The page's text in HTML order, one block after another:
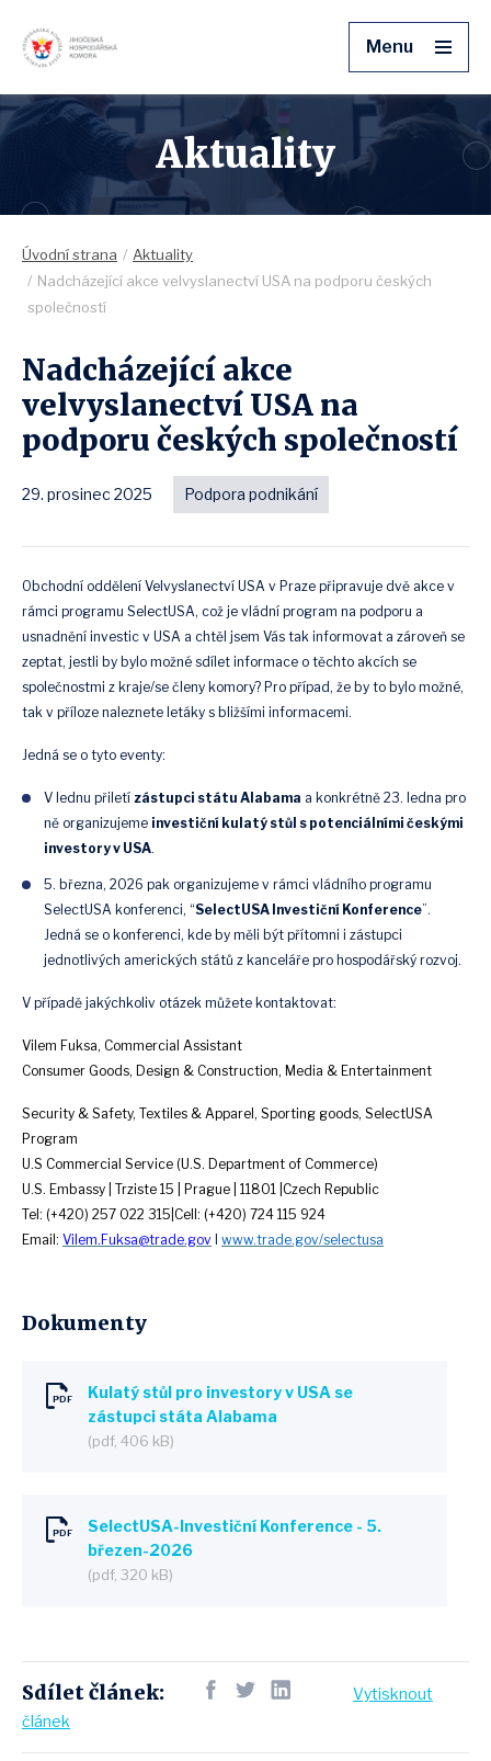
Menu
Aktuality
Úvodní strana
Aktuality
Nadcházející akce velvyslanectví USA na podporu českých
společností
Nadcházející akce
velvyslanectví USA na
podporu českých společností
29. prosinec 2025 Podpora podnikání
Obchodní oddělení Velvyslanectví USA v Praze připravuje dvě akce v
rámci programu SelectUSA, což je vládní program na podporu a
usnadnění investic v USA a chtěl jsem Vás tak informovat a zároveň se
zeptat, jestli by bylo možné sdílet informace o těchto akcích se
společnostmi z kraje/se členy komory? Pro případ, že by to bylo možné,
tak v příloze naleznete letáky s bližšími informacemi.
Jedná se o tyto eventy:
V lednu přiletí zástupci státu Alabama a konkrétně 23. ledna pro
ně organizujeme investiční kulatý stůl s potenciálními českými
investory v USA.
5. března, 2026 pak organizujeme v rámci vládního programu
SelectUSA konferenci, “SelectUSA Investiční Konference”.
Jedná se o konferenci, kde by měli být přítomni i zástupci
jednotlivých amerických států z kanceláře pro hospodářský rozvoj.
V případě jakýchkoliv otázek můžete kontaktovat:
Vilem Fuksa, Commercial Assistant
Consumer Goods, Design & Construction, Media & Entertainment
Security & Safety, Textiles & Apparel, Sporting goods, SelectUSA
Program
U.S Commercial Service (U.S. Department of Commerce)
U.S. Embassy | Trziste 15 | Prague | 11801 |Czech Republic
Tel: (+420) 257 022 315|Cell: (+420) 724 115 924
Email: Vilem.Fuksa@trade.gov www.trade.gov/selectusa
Dokumenty
Kulatý stůl pro investory v USA se
zástupci státa Alabama
(pdf, 406 kB)
SelectUSA-Investiční Konference - 5.
březen-2026
(pdf, 320 kB)
Sdílet článek:
Vytisknout
článek